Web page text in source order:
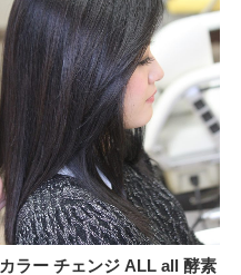
カラー チェンジ ALL all 酵素